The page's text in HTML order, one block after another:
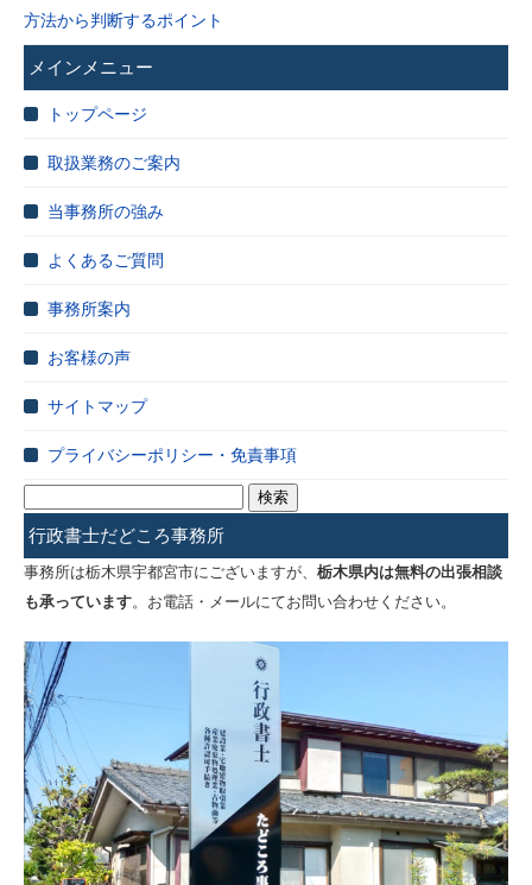
方法から判断するポイント
メインメニュー
トップページ
取扱業務のご案内
当事務所の強み
よくあるご質問
事務所案内
お客様の声
サイトマップ
プライバシーポリシー・免責事項
索:
行政書士だどころ事務所
事務所は栃木県宇都宮市にございますが、 栃木県内は無料の出張相談
も承っています。お電話・メールにてお問い合わせください。